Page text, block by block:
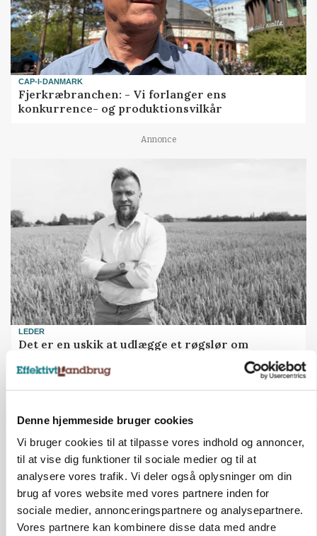
Denne hjemmeside bruger cookies
Vi bruger cookies til at tilpasse vores indhold og annoncer,
til at vise dig funktioner til sociale medier og til at
analysere vores trafik. Vi deler også oplysninger om din
brug af vores website med vores partnere inden for
sociale medier, annonceringspartnere og analysepartnere.
Vores partnere kan kombinere disse data med andre
CAP-I-DANMARK
Fjerkræbranchen: - Vi forlanger ens
konkurrence- og produktionsvilkår
Annonce
LEDER
Det er en uskik at udlægge et røgslør om
Annonce
BUSINESS
marked for biokul
Annonce
Loading...